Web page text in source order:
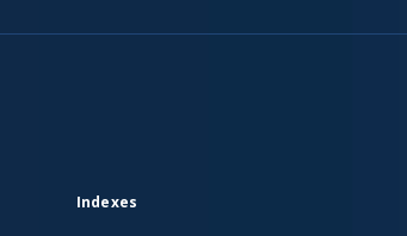
Indexes